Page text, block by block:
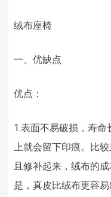
绒布座椅
一、优缺点
优点：
1.表面不易破损，寿
上就会留下印痕。比
且修补起来，绒布的
是，真皮比绒布更容